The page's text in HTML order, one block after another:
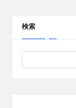
検索